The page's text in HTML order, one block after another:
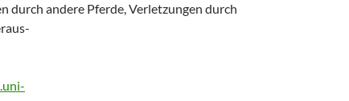
durch andere Pferde, Verletzungen durch